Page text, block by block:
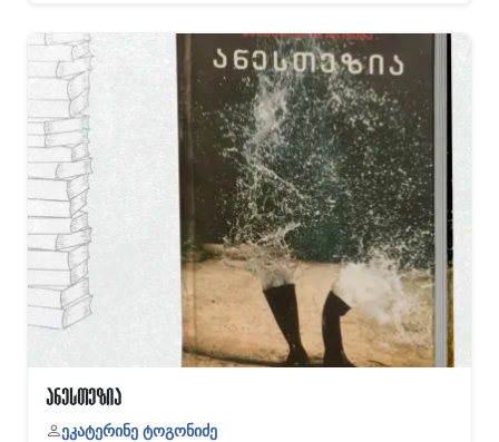
ანესთეზია
ეკატერინე ტოგონიძე